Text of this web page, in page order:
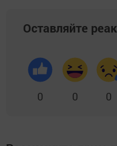
Оставляйте
0 0 0